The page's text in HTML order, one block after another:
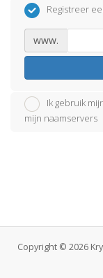
Registreer
www.
Ik gebruik
mijn naamservers
Copyright © 2026